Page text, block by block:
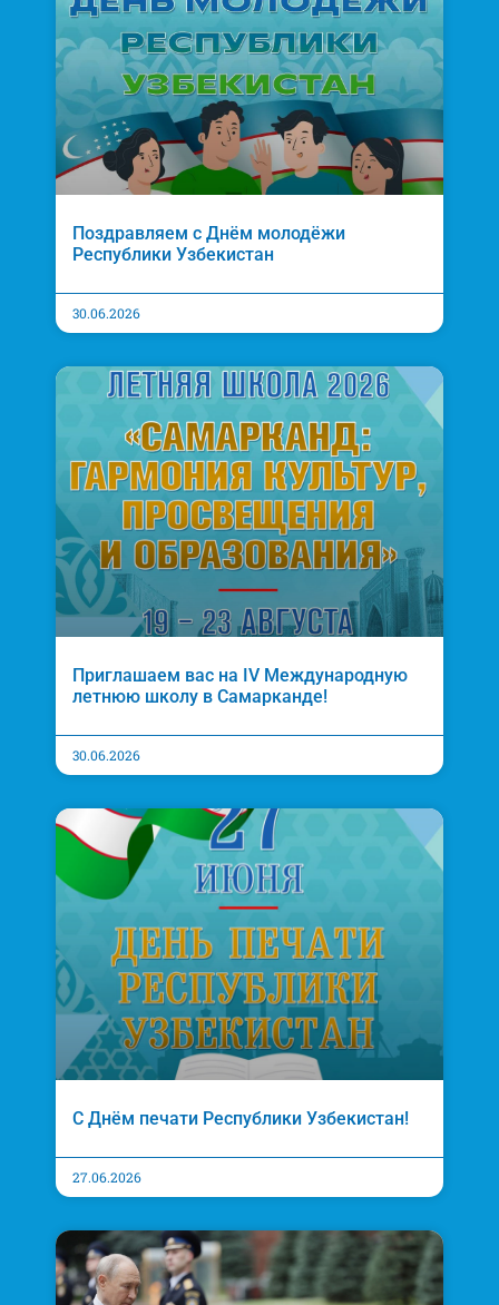
Поздравляем с Днём молодёжи
Республики Узбекистан
30.06.2026
Приглашаем вас на IV Международную
летнюю школу в Самарканде!
30.06.2026
С Днём печати Республики Узбекистан!
27.06.2026